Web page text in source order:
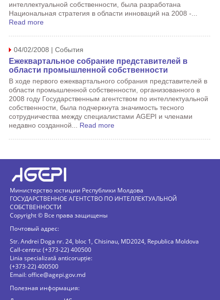
интеллектуальной собственности, была разработана
Национальная стратегия в области инноваций на 2008 -...
Read more
04/02/2008 | События
Ежеквартальное собрание представителей в
области промышленной собственности
В ходе первого ежеквартального собрания представителей в
области промышленной собственности, организованного в
2008 году Государственным агентством по интеллектуальной
собственности, была подчеркнута значимость тесного
сотрудничества между специалистами AGEPI и членами
недавно созданной... Read more
Министерство юстиции Республики Молдова
ГОСУДАРСТВЕННОЕ АГЕНТСТВО ПО ИНТЕЛЛЕКТУАЛЬНОЙ
СОБСТВЕННОСТИ
Copyright © Все права защищены
Почтовый адрес:
Str. Andrei Doga nr. 24, bloc 1, Chisinau, MD2024, Republica Moldova
Call-centru: (+373-22) 400500
Linia specializată anticorupție:
(+373-22) 400500
Email:office@agepi.gov.md
Полезная информация: